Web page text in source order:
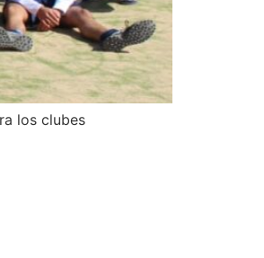
los clubes